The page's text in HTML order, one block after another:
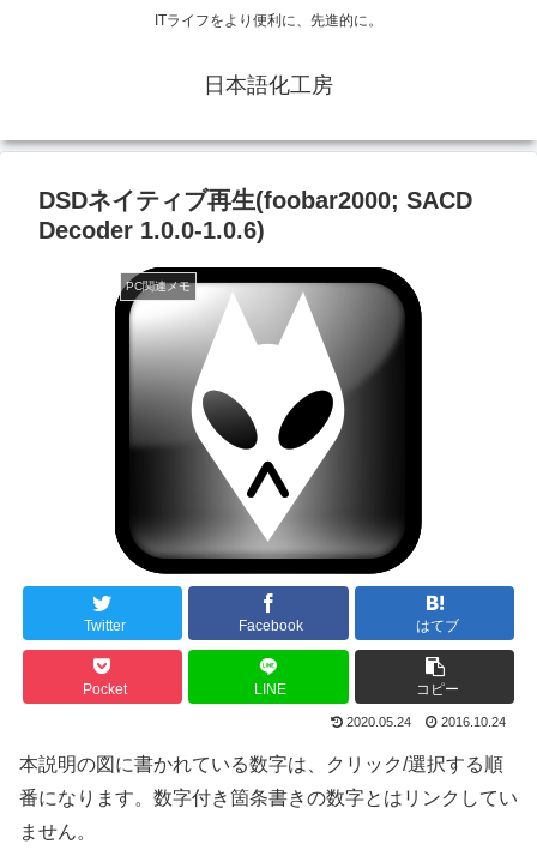
ITライフをより便利に、先進的に。
日本語化工房
DSDネイティブ再生(foobar2000; SACD
Decoder 1.0.0-1.0.6)
PC関連メモ
Twitter Facebook はてブ
Pocket LINE コピー
2020.05.24 2016.10.24
本説明の図に書かれている数字は、クリック/選択する順
番になります。数字付き箇条書きの数字とはリンクしてい
ません。